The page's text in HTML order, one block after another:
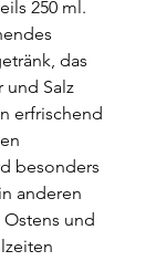
250 ml.
das
und Salz
erfrischend
besonders
anderen
und